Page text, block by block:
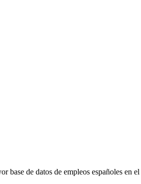
de datos de empleos españoles en